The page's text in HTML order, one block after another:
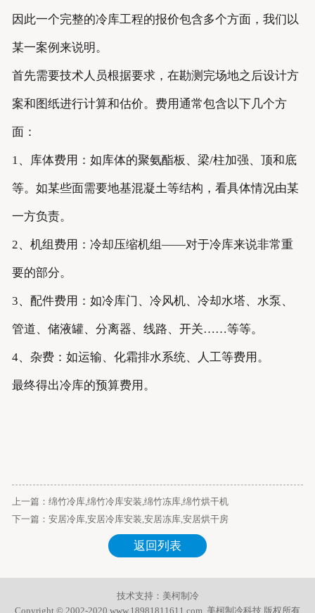
因此一个完整的冷库工程的报价包含多个方面，我们以
某一案例来说明。
首先需要技术人员根据要求，在勘测完场地之后设计方
案和图纸进行计算和估价。费用通常包含以下几个方
面：
1、库体费用：如库体的聚氨酯板、梁/柱加强、顶和底
等。如某些面需要地基混凝土等结构，看具体情况由某
一方负责。
2、机组费用：冷却压缩机组——对于冷库来说非常重
要的部分。
3、配件费用：如冷库门、冷风机、冷却水塔、水泵、
管道、储液罐、分离器、线路、开关……等等。
4、杂费：如运输、化霜排水系统、人工等费用。
最终得出冷库的预算费用。
上一篇： 绵竹冷库,绵竹冷库安装,绵竹冻库,绵竹烘干机
下一篇： 安居冷库,安居冷库安装,安居冻库,安居烘干房
返回列表
技术支持： 美柯制冷
Copyright © 2002-2020 www.18981811611.com. 美柯制冷科技 版权所有